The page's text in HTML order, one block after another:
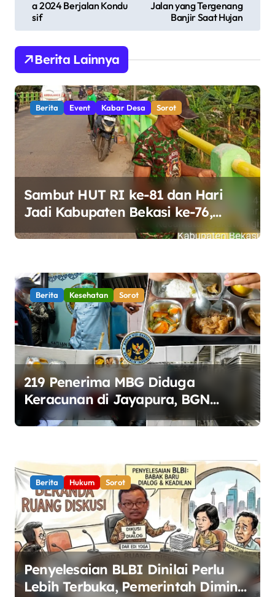
i
g
a
s
i
p
a 2024 Berjalan Kondu
sif
Jalan yang Tergenang
Banjir Saat Hujan
Berita Lainnya
Berita Event Kabar Desa Sorot
Sambut HUT RI ke-81 dan Hari
Jadi Kabupaten Bekasi ke-76,
Pemdes Muara bakti Gotong
Berita Kesehatan Sorot
219 Penerima MBG Diduga
Keracunan di Jayapura, BGN
Perketat Pengawasan Keamanan
Berita Hukum Sorot
Penyelesaian BLBI Dinilai Perlu
Lebih Terbuka, Pemerintah Diminta